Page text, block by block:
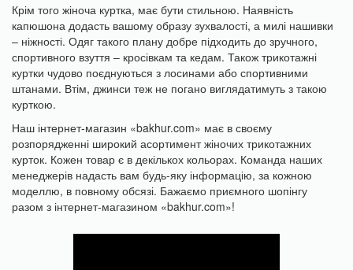
Крім того жіноча куртка, має бути стильною. Наявність
капюшона додасть вашому образу зухвалості, а милі нашивки
– ніжності. Одяг такого плану добре підходить до зручного,
спортивного взуття – кросівкам та кедам. Також трикотажні
куртки чудово поєднуються з лосинами або спортивними
штанами. Втім, джинси теж не погано виглядатимуть з такою
курткою.
Наш інтернет-магазин «bakhur.com» має в своєму
розпорядженні широкий асортимент жіночих трикотажних
курток. Кожен товар є в декількох кольорах. Команда наших
менеджерів надасть вам будь-яку інформацію, за кожною
моделлю, в повному обсязі. Бажаємо приємного шопінгу
разом з інтернет-магазином «bakhur.com»!